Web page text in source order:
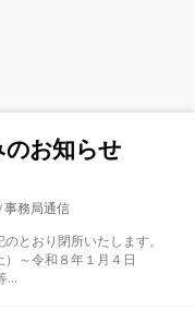
お知らせ
/事務局通信
とおり閉所いたします。
～令和８年１月４日
...